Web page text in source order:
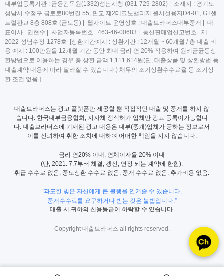
대부업등록기관 : 금융감독원(1332)성남시청 (031-729-2802) | 소재지 : 경기도
성남시 수정구 금토로80번길 55, 판교 제2테크노밸리지 원시설용지D4-01, GT센
트럴판교 8층 808호 (금토동) | 웹사이트 운영상호 : 대출브라더스대부중개 | 대
표이사 : 권현수 | 사업자등록번호 : 463-46-00683 | 통신판매업신고번호 : 제
2022-성남수정-1278호 [상환기간예시 : 상환기간 : 12개월 ~ 60개월 / 총 대출 비
용 예시 : 100만원을 12개월 기간 동안 최대 금리 연 20% 적용하여 원리금균등상
환방법으로 이용하는 경우 총 상환 금액 1,111,614원(단, 대출상품 및 상환방법 등
대출계약 내용에 따라 달라질 수 있습니다.) 채무의 조기상환수수료율 등 조기상
환 조건 없음.]
대출브라더스는 광고 플랫폼만 제공할 뿐 직접적인 대출 및 중개를 하지 않
습니다. 한국대부금융협회, 지자체 정식허가 업체만 광고 등록이가능합니
다. 대출브라더스에 기재된 광고 내용은 대부(중개)업체가 공하는 정보로서
이를 신뢰하여 취한 조치에 대하여 어떠한 책임을 지지 않습니다.
금리 연20% 이내, 연체이자율 20% 이내
(단, 2021. 7.7부터 체결, 갱신, 연장 되는 계약에 한함),
취급 수수로 없음, 중도상환 수수료 없음, 중개 수수료 없음, 추가비용 없음.
“과도한 빚은 자신에게 큰 불행을 안겨줄 수 있습니다,
중개수수료를 요구하거나 받는 것은 불법입니다.”
대출 시 귀하의 신용등급이 하락할 수 있습니다.
Copyright 대출브라더스 all rights reserved.